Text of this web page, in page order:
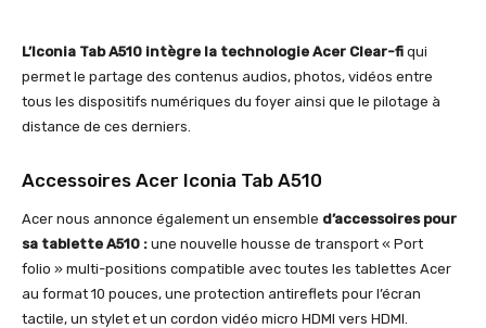
L’Iconia Tab A510 intègre la technologie Acer Clear-fi qui
permet le partage des contenus audios, photos, vidéos entre
tous les dispositifs numériques du foyer ainsi que le pilotage à
distance de ces derniers.
Accessoires Acer Iconia Tab A510
Acer nous annonce également un ensemble d’accessoires pour
sa tablette A510 : une nouvelle housse de transport « Port
folio » multi-positions compatible avec toutes les tablettes Acer
au format 10 pouces, une protection antireflets pour l’écran
tactile, un stylet et un cordon vidéo micro HDMI vers HDMI.